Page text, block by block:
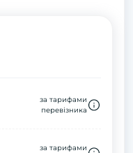
за тарифами
перевізника
за тарифами